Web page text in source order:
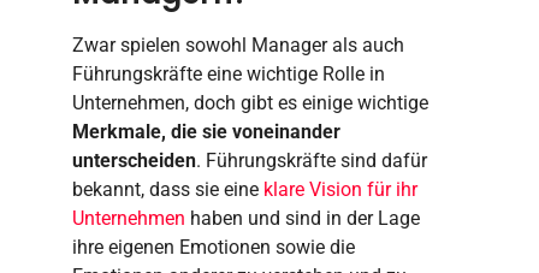
Zwar spielen sowohl Manager als auch
Führungskräfte eine wichtige Rolle in
Unternehmen, doch gibt es einige wichtige
Merkmale, die sie voneinander
unterscheiden. Führungskräfte sind dafür
bekannt, dass sie eine klare Vision für ihr
Unternehmen haben und sind in der Lage
ihre eigenen Emotionen sowie die